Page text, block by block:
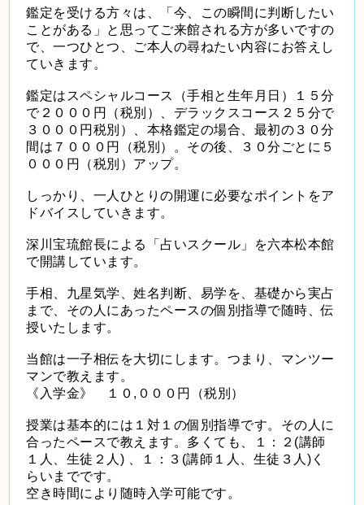
鑑定を受ける方々は、「今、この瞬間に判断したい
ことがある」と思ってご来館される方が多いですの
で、一つひとつ、ご本人の尋ねたい内容にお答えし
ていきます。
鑑定はスペシャルコース（手相と生年月日）１５分
で２０００円（税別）、デラックスコース２５分で
３０００円税別）、本格鑑定の場合、最初の３０分
間は７０００円（税別）。その後、３０分ごとに５
０００円（税別）アップ。
しっかり、一人ひとりの開運に必要なポイントをア
ドバイスしていきます。
深川宝琉館長による「占いスクール」を六本松本館
で開講しています。
手相、九星気学、姓名判断、易学を、基礎から実占
まで、その人にあったペースの個別指導で随時、伝
授いたします。
当館は一子相伝を大切にします。つまり、マンツー
マンで教えます。
《入学金》 １０,０００円（税別）
授業は基本的には１対１の個別指導です。その人に
合ったペースで教えます。多くても、１：２(講師
１人、生徒２人) 、１：３(講師１人、生徒３人)く
らいまでです。
空き時間により随時入学可能です。